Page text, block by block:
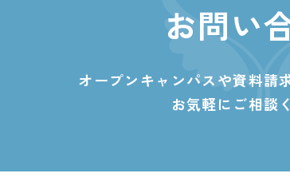
お問い
オープンキャンパスや資料請
お気軽にご相談